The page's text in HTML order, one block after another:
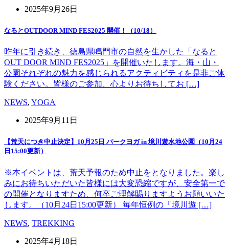
2025年9月26日
なるとOUTDOOR MIND FES2025 開催！（10/18）
昨年に引き続き、徳島県鳴門市の自然を生かした「なると
OUT DOOR MIND FES2025」を開催いたします。海・山・
公園それぞれの魅力を感じられるアクティビティを是非ご体
験ください。皆様のご参加、心よりお待ちしてお […]
NEWS, YOGA
2025年9月11日
【荒天につき中止決定】10月25日 パークヨガ in 境川遊水地公園（10月24
日15:00更新）
※本イベントは、荒天予報のため中止をとなりました。楽し
みにお待ちいただいた皆様には大変恐縮ですが、安全第一で
の開催となりますため、何卒ご理解賜りますようお願いいた
します。（10月24日15:00更新） 毎年恒例の「境川遊 […]
NEWS, TREKKING
2025年4月18日